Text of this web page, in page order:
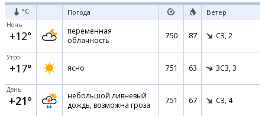
°C Погода Ветер
Ночь
+12°
переменная
облачность
750 87 СЗ, 2
Утро
+17° ясно 751 63 ЗСЗ, 3
День
+21°
небольшой ливневый
дождь, возможна гроза
751 67 СЗ, 4